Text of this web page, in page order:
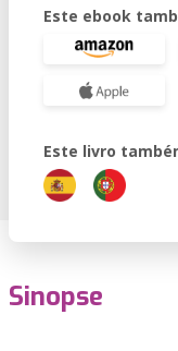
Este ebook
Este livro
Sinopse